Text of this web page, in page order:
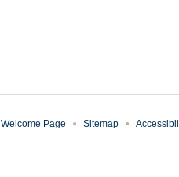
Welcome Page Sitemap